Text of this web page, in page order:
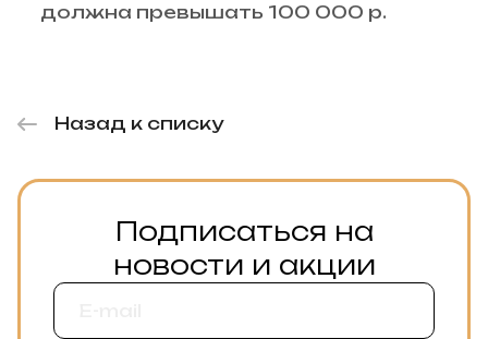
должна превышать 100 000 р.
Назад к списку
Подписаться на
новости и акции